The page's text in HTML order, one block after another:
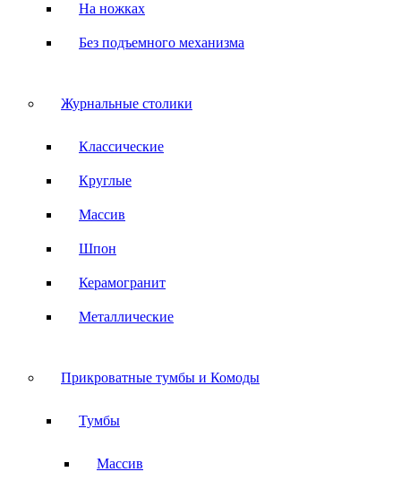
На ножках
Без подъемного механизма
Журнальные столики
Классические
Круглые
Массив
Шпон
Керамогранит
Металлические
Прикроватные тумбы и Комоды
Тумбы
Массив